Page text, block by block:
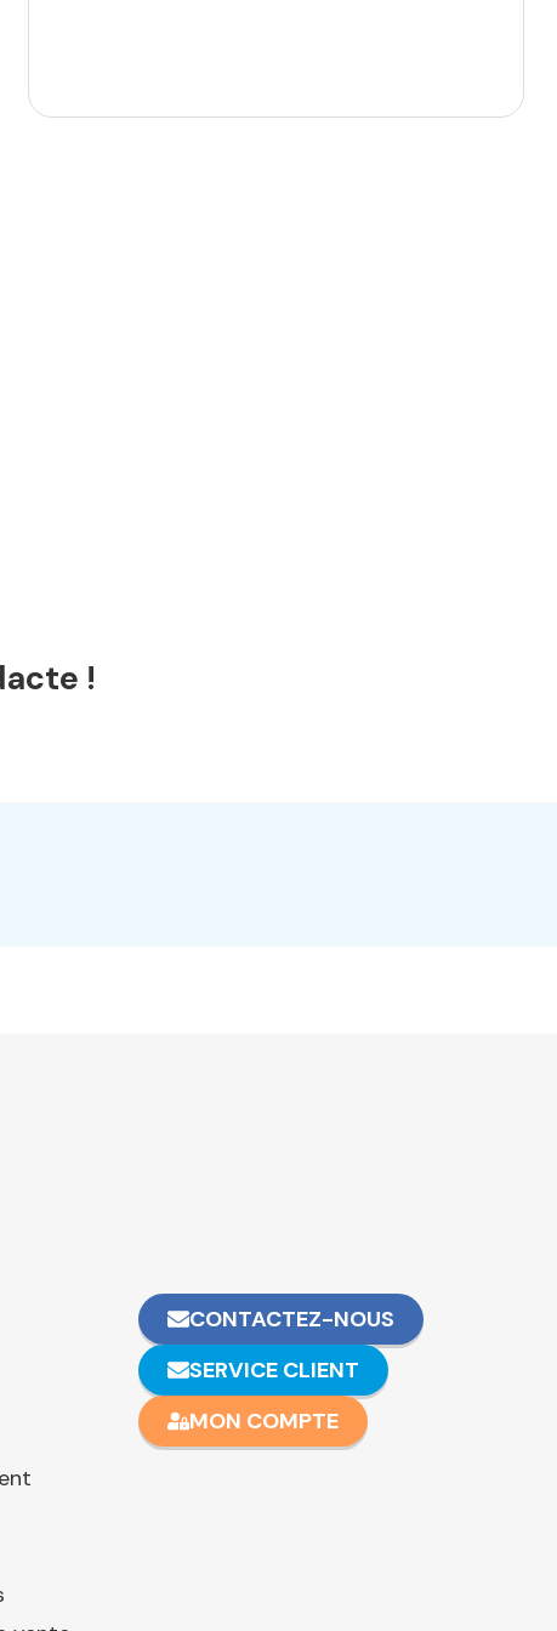
!
CONTACTEZ-NOUS
SERVICE CLIENT
MON COMPTE